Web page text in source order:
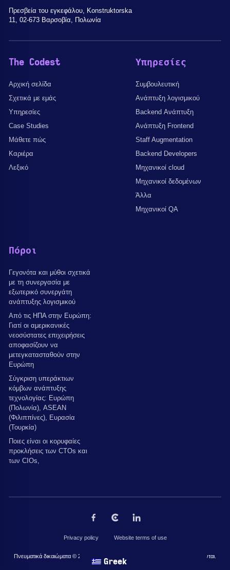
Πρεσβεία του εγκεφάλου, Konstruktorska
11, 02-673 Βαρσοβία, Πολωνία
The Codest
Αρχική σελίδα
Σχετικά με εμάς
Υπηρεσίες
Case Studies
Μάθετε πώς
Καριέρα
Λεξικό
Υπηρεσίες
Συμβουλευτική
Ανάπτυξη λογισμικού
Backend Ανάπτυξη
Ανάπτυξη Frontend
Staff Augmentation
Backend Developers
Μηχανικοί cloud
Μηχανικοί δεδομένων
Άλλα
Μηχανικοί QA
Πόροι
Γεγονότα και μύθοι σχετικά
με τη συνεργασία με
εξωτερικό συνεργάτη
ανάπτυξης λογισμικού
Από τις ΗΠΑ στην Ευρώπη:
Γιατί οι αμερικανικές
νεοσύστατες επιχειρήσεις
αποφασίζουν να
μετεγκατασταθούν στην
Ευρώπη
Σύγκριση υπεράκτιων
κόμβων ανάπτυξης
τεχνολογίας: Ευρώπη
(Πολωνία), ASEAN
(Φιλιππίνες), Ευρασία
(Τουρκία)
Ποιες είναι οι κορυφαίες
προκλήσεις των CTOs και
των CIOs,
Privacy policy Website terms of use
Πνευματικά δικαιώματα © 2026 από The Codest. Όλα τα δικαιώματα διατηρούνται.
Greek